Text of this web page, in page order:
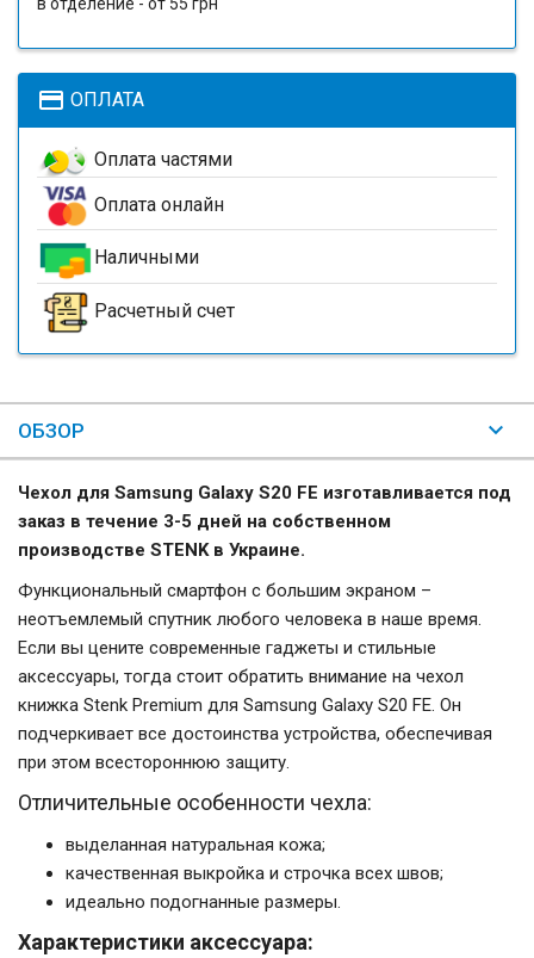
payment ОПЛАТА
Оплата частями
Оплата онлайн
Наличными
Расчетный счет
ОБЗОР
Чехол для Samsung Galaxy S20 FE изготавливается под
заказ в течение 3-5 дней на собственном
производстве STENK в Украине.
Функциональный смартфон с большим экраном –
неотъемлемый спутник любого человека в наше время.
Если вы цените современные гаджеты и стильные
аксессуары, тогда стоит обратить внимание на чехол
книжка Stenk Premium для Samsung Galaxy S20 FE. Он
подчеркивает все достоинства устройства, обеспечивая
при этом всестороннюю защиту.
Отличительные особенности чехла:
выделанная натуральная кожа;
качественная выкройка и строчка всех швов;
идеально подогнанные размеры.
Характеристики аксессуара: